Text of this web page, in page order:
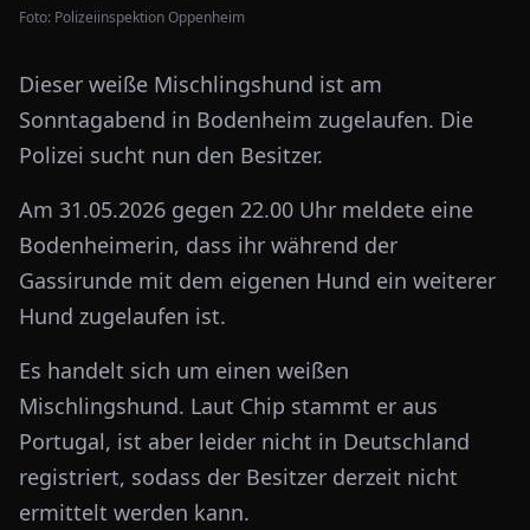
Foto: Polizeiinspektion Oppenheim
Dieser weiße Mischlingshund ist am
Sonntagabend in Bodenheim zugelaufen. Die
Polizei sucht nun den Besitzer.
Am 31.05.2026 gegen 22.00 Uhr meldete eine
Bodenheimerin, dass ihr während der
Gassirunde mit dem eigenen Hund ein weiterer
Hund zugelaufen ist.
Es handelt sich um einen weißen
Mischlingshund. Laut Chip stammt er aus
Portugal, ist aber leider nicht in Deutschland
registriert, sodass der Besitzer derzeit nicht
ermittelt werden kann.